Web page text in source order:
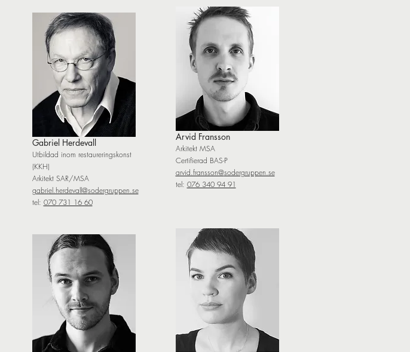
Gabriel Herdevall
Utbildad inom restaureringskonst
(KKH)
Arkitekt SAR/MSA
gabriel.herdevall@sodergruppen.se
tel: 070 731 16 60
Arvid Fransson
Arkitekt MSA
Certifierad BAS-P
arvid.fransson@sodergruppen.se
tel: 076 340 94 91